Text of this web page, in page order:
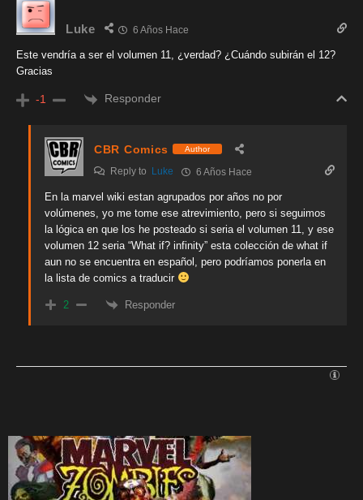
Luke 6 Años Hace
Este vendría a ser el volumen 11, ¿verdad? ¿Cuándo subirán el 12?
Gracias
-1 Responder
CBR Comics Author
Reply to Luke 6 Años Hace
En la marvel wiki estan agrupados por años no por
volúmenes, yo me tome ese atrevimiento, pero si seguimos
la lógica en que los he posteado si seria el volumen 11, y ese
volumen 12 seria “What if? infinity” esta colección de what if
aun no se encuentra en español, pero podríamos ponerla en
la lista de comics a traducir
2 Responder